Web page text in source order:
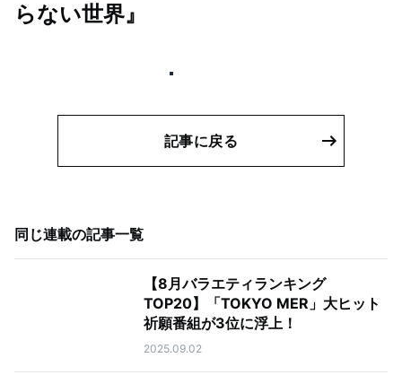
らない世界』
記事に戻る
同じ連載の記事一覧
【8月バラエティランキング
TOP20】「TOKYO MER」大ヒット
祈願番組が3位に浮上！
2025.09.02